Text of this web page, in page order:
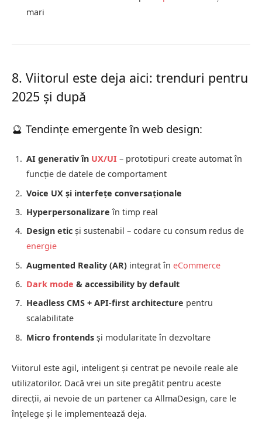
mari
8. Viitorul este deja aici: trenduri pentru
2025 și după
🔮 Tendințe emergente în web design:
AI generativ în UX/UI – prototipuri create automat în
funcție de datele de comportament
Voice UX și interfețe conversaționale
Hyperpersonalizare în timp real
Design etic și sustenabil – codare cu consum redus de
energie
Augmented Reality (AR) integrat în eCommerce
Dark mode & accessibility by default
Headless CMS + API-first architecture pentru
scalabilitate
Micro frontends și modularitate în dezvoltare
Viitorul este agil, inteligent și centrat pe nevoile reale ale
utilizatorilor. Dacă vrei un site pregătit pentru aceste
direcții, ai nevoie de un partener ca AllmaDesign, care le
înțelege și le implementează deja.